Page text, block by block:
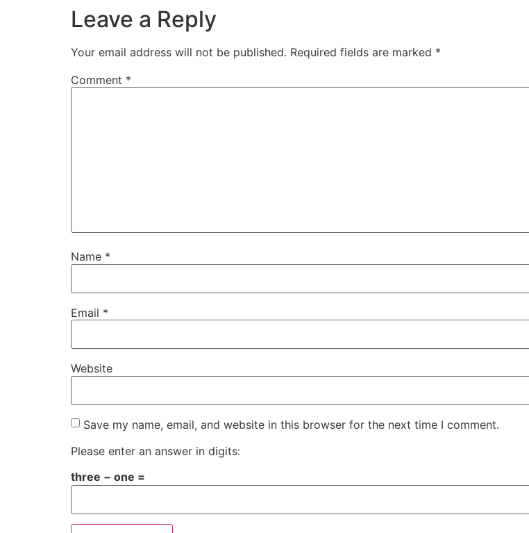
Leave a Reply
Your email address will not be published. Required fields are marked *
Comment *
Name *
Email *
Website
Save my name, email, and website in this browser for the next time I comment.
Please enter an answer in digits:
three − one =